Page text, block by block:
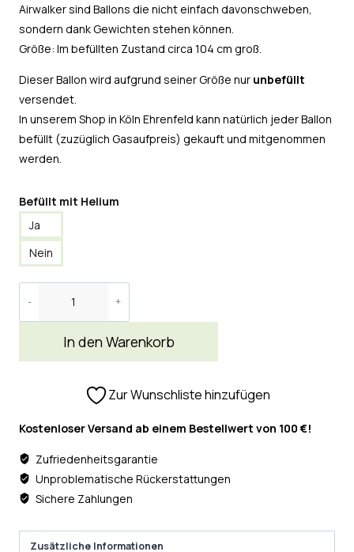
Airwalker sind Ballons die nicht einfach davonschweben,
sondern dank Gewichten stehen können.
Größe: Im befüllten Zustand circa 104 cm groß.
Dieser Ballon wird aufgrund seiner Größe nur unbefüllt
versendet.
In unserem Shop in Köln Ehrenfeld kann natürlich jeder Ballon
befüllt (zuzüglich Gasaufpreis) gekauft und mitgenommen
werden.
Befüllt mit Helium
Ja
Nein
In den Warenkorb
Zur Wunschliste hinzufügen
Kostenloser Versand ab einem Bestellwert von 100 €!
Zufriedenheitsgarantie
Unproblematische Rückerstattungen
Sichere Zahlungen
Zusätzliche Informationen